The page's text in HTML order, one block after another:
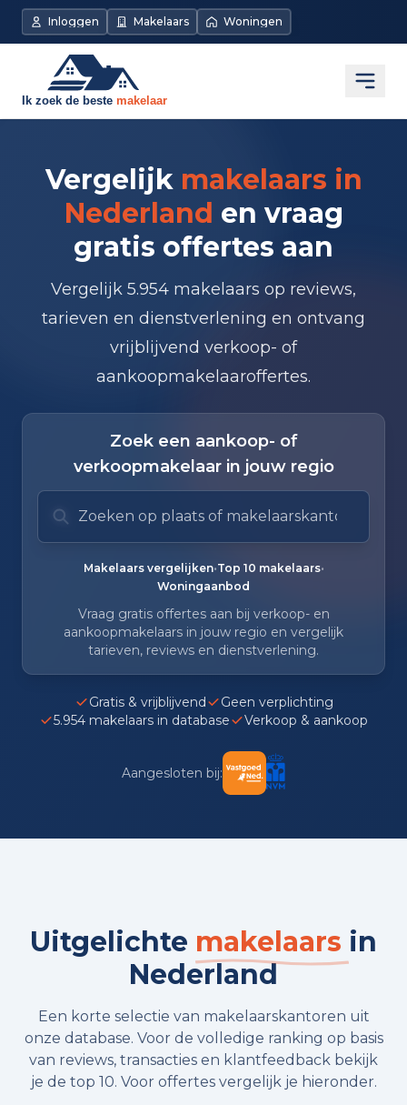
Inloggen Makelaars Woningen
Vergelijk makelaars in
Nederland en vraag
gratis offertes aan
Vergelijk 5.954 makelaars op reviews,
tarieven en dienstverlening en ontvang
vrijblijvend verkoop- of
aankoopmakelaaroffertes.
Zoek een aankoop- of
verkoopmakelaar in jouw regio
Zoek op plaats of makelaarskantoor
Typ om te zoeken. Gebruik pijl omlaag en pijl
Makelaars vergelijken•Top 10 makelaars•
Woningaanbod
Vraag gratis offertes aan bij verkoop- en
aankoopmakelaars in jouw regio en vergelijk
tarieven, reviews en dienstverlening.
Gratis & vrijblijvend
Geen verplichting
5.954 makelaars in database
Verkoop & aankoop
Aangesloten bij:
Uitgelichte makelaars in
Nederland
Een korte selectie van makelaarskantoren uit
onze database. Voor de volledige ranking op basis
van reviews, transacties en klantfeedback bekijk
je de top 10. Voor offertes vergelijk je hieronder.